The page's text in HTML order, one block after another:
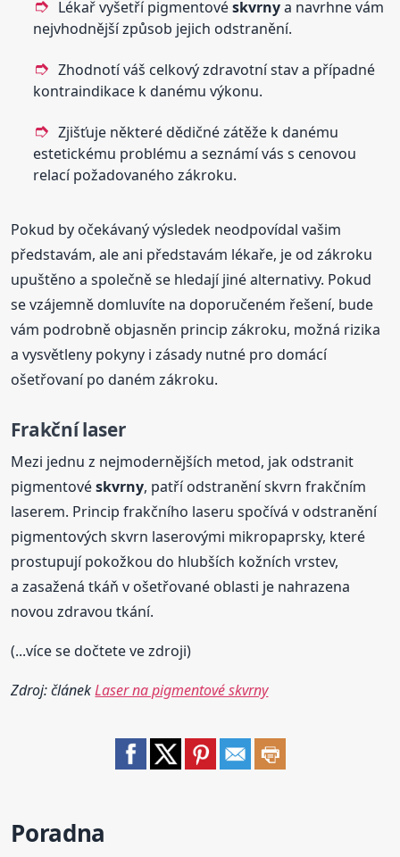
Lékař vyšetří pigmentovéskvrnya navrhne vám
nejvhodnější způsob jejich odstranění.
Zhodnotí váš celkový zdravotní stav a případné
kontraindikace k danému výkonu.
Zjišťuje některé dědičné zátěže k danému
estetickému problému a seznámí vás s cenovou
relací požadovaného zákroku.
Pokud by očekávaný výsledek neodpovídal vašim
představám, ale ani představám lékaře, je od zákroku
upuštěno a společně se hledají jiné alternativy. Pokud
se vzájemně domluvíte na doporučeném řešení, bude
vám podrobně objasněn princip zákroku, možná rizika
a vysvětleny pokyny i zásady nutné pro domácí
ošetřovaní po daném zákroku.
Frakční laser
Mezi jednu z nejmodernějších metod, jak odstranit
pigmentovéskvrny, patří odstranění skvrn frakčním
laserem. Princip frakčního laseru spočívá v odstranění
pigmentových skvrn laserovými mikropaprsky, které
prostupují pokožkou do hlubších kožních vrstev,
a zasažená tkáň v ošetřované oblasti je nahrazena
novou zdravou tkání.
(...více se dočtete ve zdroji)
Zdroj: článekLaser na pigmentové skvrny
Poradna